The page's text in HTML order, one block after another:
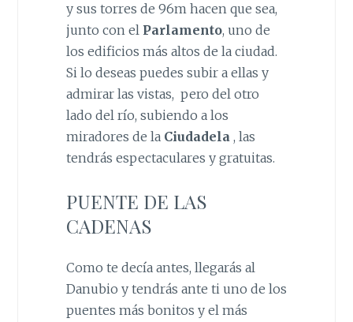
y sus torres de 96m hacen que sea,
junto con el Parlamento, uno de
los edificios más altos de la ciudad.
Si lo deseas puedes subir a ellas y
admirar las vistas, pero del otro
lado del río, subiendo a los
miradores de la Ciudadela, las
tendrás espectaculares y gratuitas.
PUENTE DE LAS
CADENAS
Como te decía antes, llegarás al
Danubio y tendrás ante ti uno de los
puentes más bonitos y el más